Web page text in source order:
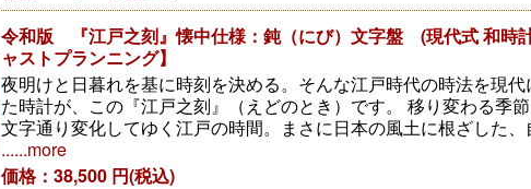
令和版 『江戸之刻』懐中仕様：鈍（にび）文字盤 (現代式 和時
ャストプランニング】
夜明けと日暮れを基に時刻を決める。そんな江戸時代の時法を現代
た時計が、この『江戸之刻』（えどのとき）です。 移り変わる季節
文字通り変化してゆく江戸の時間。まさに日本の風土に根ざした、
......more
価格：38,500 円(税込)